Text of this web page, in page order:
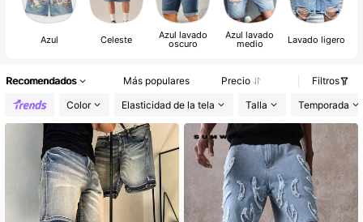
Bermuda Hombre
Azul Celeste Azul lavado
oscuro
Azul lavado
medio Lavado ligero
Recomendados Más populares Precio
Filtros
Color
Elasticidad de la tela Talla Temporada